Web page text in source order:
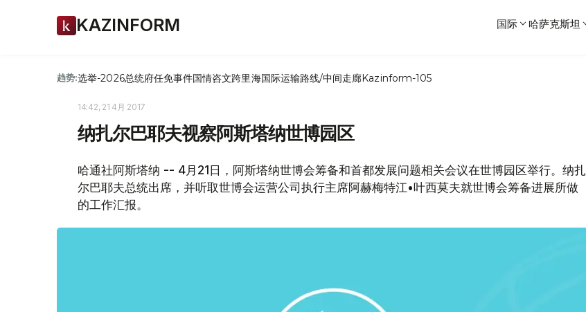
KAZINFORM 国际 哈萨克斯坦
趋势:选举-2026总统府任免事件国情咨文跨里海国际运输路线/中间走廊Kazinform-105
14:42, 21 4月 2017
纳扎尔巴耶夫视察阿斯塔纳世博园区
哈通社阿斯塔纳 -- 4月21日，阿斯塔纳世博会筹备和首都发展问题相关会议在世博园区举行。纳扎
尔巴耶夫总统出席，并听取世博会运营公司执行主席阿赫梅特江•叶西莫夫就世博会筹备进展所做
的工作汇报。